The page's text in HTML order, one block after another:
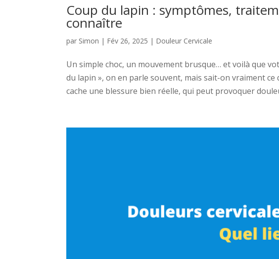
Coup du lapin : symptômes,
connaître
par Simon | Fév 26, 2025 | Douleur Cervicale
Un simple choc, un mouvement brusque… et voilà que
du lapin », on en parle souvent, mais sait-on vraiment ce
cache une blessure bien réelle, qui peut provoquer